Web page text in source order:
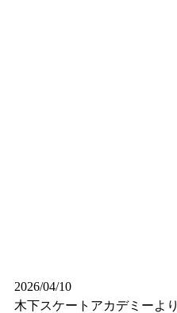
2026/04/10
木下スケートアカデミーより